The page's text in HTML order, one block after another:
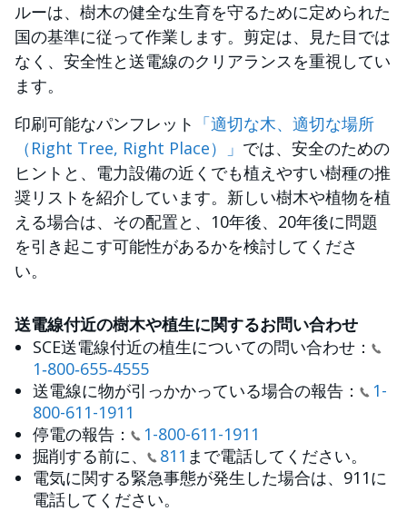
ルーは、樹木の健全な生育を守るために定められた
国の基準に従って作業します。剪定は、見た目では
なく、安全性と送電線のクリアランスを重視してい
ます。
印刷可能なパンフレット 「適切な木、適切な場所
（Right Tree, Right Place）」 では、安全のための
ヒントと、電力設備の近くでも植えやすい樹種の推
奨リストを紹介しています。新しい樹木や植物を植
える場合は、その配置と、10年後、20年後に問題
を引き起こす可能性があるかを検討してくださ
い。
送電線付近の樹木や植生に関するお問い合わせ
SCE送電線付近の植生についての問い合わせ：
1‑800‑655‑4555
送電線に物が引っかかっている場合の報告：
1-
800-611-1911
停電の報告：
1-800-611-1911
掘削する前に、
811 まで電話してください。
電気に関する緊急事態が発生した場合は、911に
電話してください。